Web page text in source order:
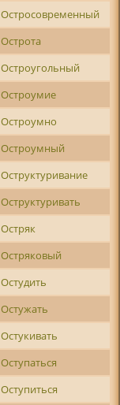
Остросовременный
Острота
Остроугольный
Остроумие
Остроумно
Остроумный
Оструктуривание
Оструктуривать
Остряк
Остряковый
Остудить
Остужать
Остукивать
Оступаться
Оступиться